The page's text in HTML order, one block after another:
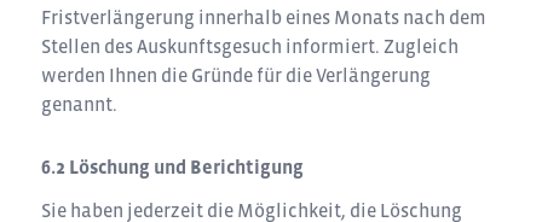
Fristverlängerung innerhalb eines Monats nach dem
Stellen des Auskunftsgesuch informiert. Zugleich
werden Ihnen die Gründe für die Verlängerung
genannt.
Löschung und Berichtigung
Sie haben jederzeit die Möglichkeit, die Löschung